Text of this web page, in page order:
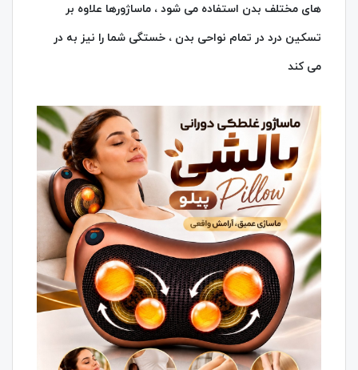
های مختلف بدن استفاده می شود ، ماساژورها علاوه بر
تسکین درد در تمام نواحی بدن ، خستگی شما را نیز به در
می کند